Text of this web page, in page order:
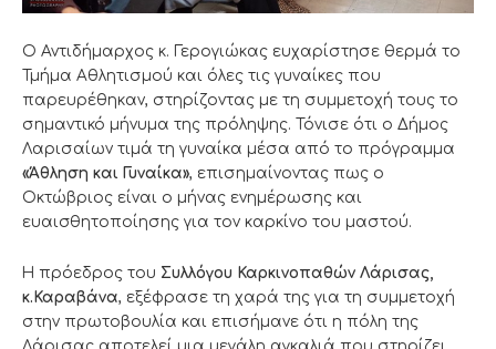
Ο Αντιδήμαρχος κ. Γερογιώκας ευχαρίστησε θερμά το
Τμήμα Αθλητισμού και όλες τις γυναίκες που
παρευρέθηκαν, στηρίζοντας με τη συμμετοχή τους το
σημαντικό μήνυμα της πρόληψης. Τόνισε ότι ο Δήμος
Λαρισαίων τιμά τη γυναίκα μέσα από το πρόγραμμα
«Άθληση και Γυναίκα», επισημαίνοντας πως ο
Οκτώβριος είναι ο μήνας ενημέρωσης και
ευαισθητοποίησης για τον καρκίνο του μαστού.
Η πρόεδρος του Συλλόγου Καρκινοπαθών Λάρισας,
κ.Καραβάνα, εξέφρασε τη χαρά της για τη συμμετοχή
στην πρωτοβουλία και επισήμανε ότι η πόλη της